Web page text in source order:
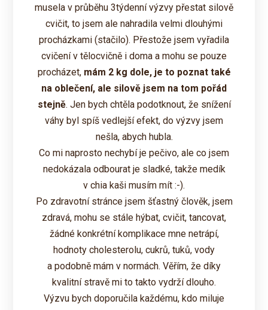
musela v průběhu 3týdenní výzvy přestat silově
cvičit, to jsem ale nahradila velmi dlouhými
procházkami (stačilo). Přestože jsem vyřadila
cvičení v tělocvičně i doma a mohu se pouze
procházet, mám 2 kg dole, je to poznat také
na oblečení, ale silově jsem na tom pořád
stejně. Jen bych chtěla podotknout, že snížení
váhy byl spíš vedlejší efekt, do výzvy jsem
nešla, abych hubla.
Co mi naprosto nechybí je pečivo, ale co jsem
nedokázala odbourat je sladké, takže medík
v chia kaši musím mít :-).
Po zdravotní stránce jsem šťastný člověk, jsem
zdravá, mohu se stále hýbat, cvičit, tancovat,
žádné konkrétní komplikace mne netrápí,
hodnoty cholesterolu, cukrů, tuků, vody
a podobně mám v normách. Věřím, že díky
kvalitní stravě mi to takto vydrží dlouho.
Výzvu bych doporučila každému, kdo miluje